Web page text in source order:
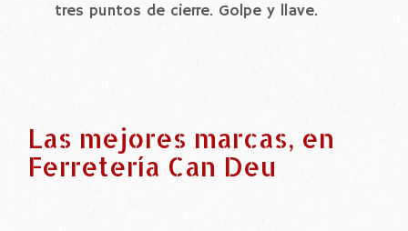
tres puntos de cierre. Golpe y llave.
Las mejores marcas, en
Ferretería Can Deu